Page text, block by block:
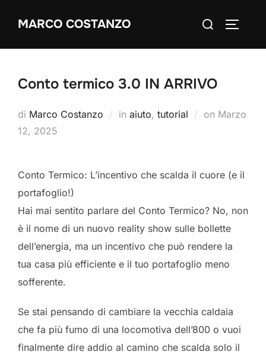
MARCO COSTANZO
Cerca
Conto termico 3.0 IN ARRIVO
di Marco Costanzo in aiuto, tutorial on Pubblicato
Marzo
12, 2025
Conto Termico: L’incentivo che scalda il cuore (e il
portafoglio!)
Hai mai sentito parlare del Conto Termico? No, non
è il nome di un nuovo reality show sulle bollette
dell’energia, ma un incentivo che può rendere la
tua casa più efficiente e il tuo portafoglio meno
sofferente.
Se stai pensando di cambiare la vecchia caldaia
che fa più fumo di una locomotiva dell’800 o vuoi
finalmente dire addio al camino che scalda solo il